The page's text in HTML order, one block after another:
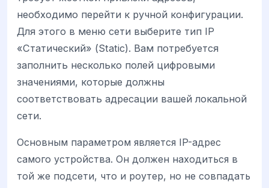
необходимо перейти к ручной конфигурации.
Для этого в меню сети выберите тип IP
«Статический» (Static). Вам потребуется
заполнить несколько полей цифровыми
значениями, которые должны
соответствовать адресации вашей локальной
сети.
Основным параметром является IP-адрес
самого устройства. Он должен находиться в
той же подсети, что и роутер, но не совпадать